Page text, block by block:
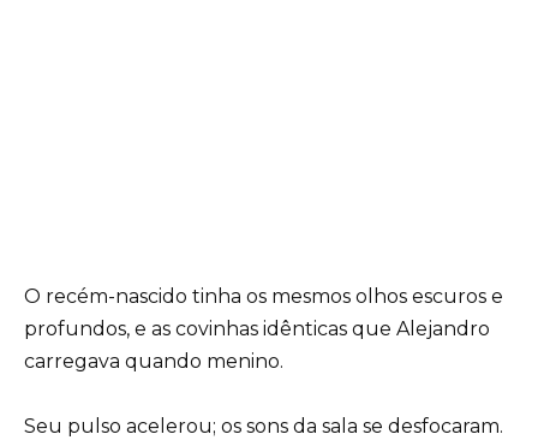
O recém-nascido tinha os mesmos olhos escuros e
profundos, e as covinhas idênticas que Alejandro
carregava quando menino.
Seu pulso acelerou; os sons da sala se desfocaram.